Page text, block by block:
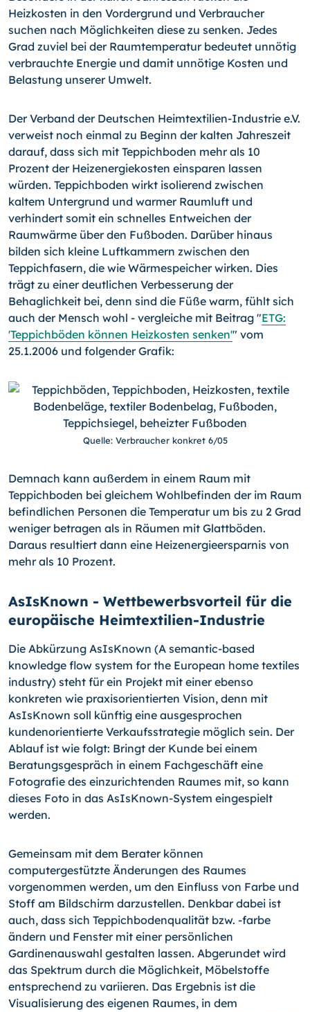
Heizkosten in den Vordergrund und Verbraucher
suchen nach Möglichkeiten diese zu senken. Jedes
Grad zuviel bei der Raumtemperatur bedeutet unnötig
verbrauchte Energie und damit unnötige Kosten und
Belastung unserer Umwelt.
Der Verband der Deutschen Heimtextilien-Industrie e.V.
verweist noch einmal zu Beginn der kalten Jahreszeit
darauf, dass sich mit Teppichboden mehr als 10
Prozent der Heizenergiekosten einsparen lassen
würden. Teppichboden wirkt isolierend zwischen
kaltem Untergrund und warmer Raumluft und
verhindert somit ein schnelles Entweichen der
Raumwärme über den Fußboden. Darüber hinaus
bilden sich kleine Luftkammern zwischen den
Teppichfasern, die wie Wärmespeicher wirken. Dies
trägt zu einer deutlichen Verbesserung der
Behaglichkeit bei, denn sind die Füße warm, fühlt sich
auch der Mensch wohl - vergleiche mit Beitrag "ETG:
'Teppichböden können Heizkosten senken'" vom
25.1.2006 und folgender Grafik:
Quelle: Verbraucher konkret 6/05
Demnach kann außerdem in einem Raum mit
Teppichboden bei gleichem Wohlbefinden der im Raum
befindlichen Personen die Temperatur um bis zu 2 Grad
weniger betragen als in Räumen mit Glattböden.
Daraus resultiert dann eine Heizenergieersparnis von
mehr als 10 Prozent.
AsIsKnown - Wettbewerbsvorteil für die
europäische Heimtextilien-Industrie
Die Abkürzung AsIsKnown (A semantic-based
knowledge flow system for the European home textiles
industry) steht für ein Projekt mit einer ebenso
konkreten wie praxisorientierten Vision, denn mit
AsIsKnown soll künftig eine ausgesprochen
kundenorientierte Verkaufsstrategie möglich sein. Der
Ablauf ist wie folgt: Bringt der Kunde bei einem
Beratungsgespräch in einem Fachgeschäft eine
Fotografie des einzurichtenden Raumes mit, so kann
dieses Foto in das AsIsKnown-System eingespielt
werden.
Gemeinsam mit dem Berater können
computergestützte Änderungen des Raumes
vorgenommen werden, um den Einfluss von Farbe und
Stoff am Bildschirm darzustellen. Denkbar dabei ist
auch, dass sich Teppichbodenqualität bzw. -farbe
ändern und Fenster mit einer persönlichen
Gardinenauswahl gestalten lassen. Abgerundet wird
das Spektrum durch die Möglichkeit, Möbelstoffe
entsprechend zu variieren. Das Ergebnis ist die
Visualisierung des eigenen Raumes, in dem